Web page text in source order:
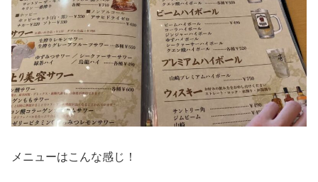
メニューはこんな感じ！